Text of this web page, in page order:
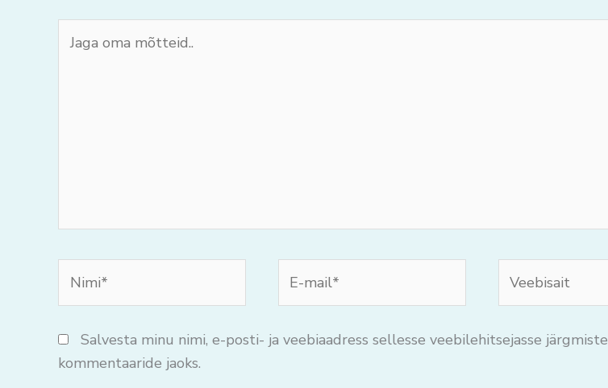
oma
mail*
Salvesta minu nimi, e-posti- ja veebiaadress sellesse veebilehitsejasse järgmiste
kommentaaride jaoks.